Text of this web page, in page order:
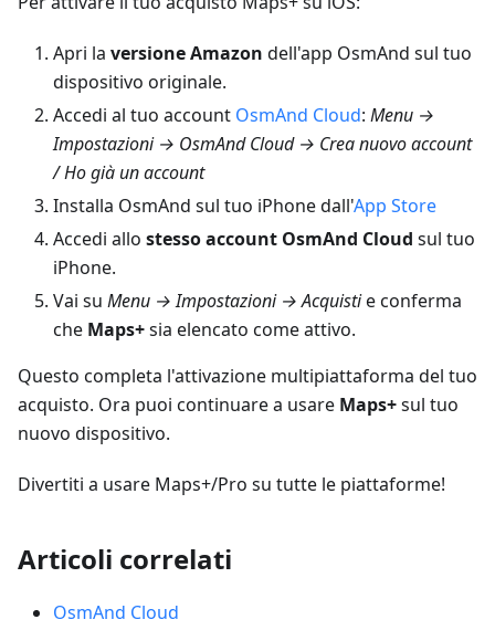
Apri la versione Amazon dell'app OsmAnd sul tuo
dispositivo originale.
Accedi al tuo account OsmAnd Cloud: Menu →
Impostazioni → OsmAnd Cloud → Crea nuovo account
/ Ho già un account
Installa OsmAnd sul tuo iPhone dall'App Store
Accedi allo stesso account OsmAnd Cloud sul tuo
iPhone.
Vai su Menu → Impostazioni → Acquistie conferma
che Maps+sia elencato come attivo.
Questo completa l'attivazione multipiattaforma del tuo
acquisto. Ora puoi continuare a usare Maps+sul tuo
nuovo dispositivo.
Divertiti a usare Maps+/Pro su tutte le piattaforme!
Articoli correlati
OsmAnd Cloud